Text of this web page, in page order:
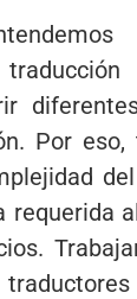
Por
requerida